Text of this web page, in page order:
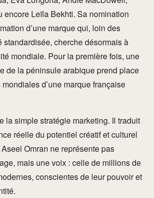
encore Leïla Bekhti. Sa nomination
d’une marque qui, loin des
standardisée, cherche désormais à
mondiale. Pour la première fois, une
de la péninsule arabique prend place
d’une marque française
la simple stratégie marketing. Il traduit
réelle du potentiel créatif et culturel
Omran ne représente pas
mais une voix : celle de millions de
conscientes de leur pouvoir et